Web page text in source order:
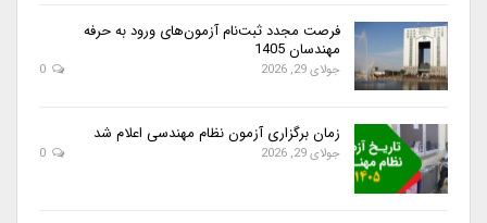
فرصت مجدد ثبت‌نام آزمون‌های ورود به حرفه
مهندسان 1405
جولای 29, 2026
زمان برگزاری آزمون نظام مهندسی اعلام شد
جولای 29, 2026